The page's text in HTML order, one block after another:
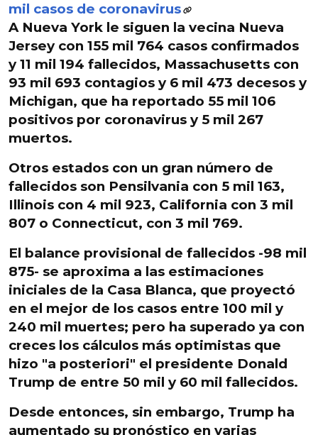
mil casos de coronavirus
A Nueva York le siguen la vecina Nueva
Jersey con 155 mil 764 casos confirmados
y 11 mil 194 fallecidos, Massachusetts con
93 mil 693 contagios y 6 mil 473 decesos y
Michigan, que ha reportado 55 mil 106
positivos por coronavirus y 5 mil 267
muertos.
Otros estados con un gran número de
fallecidos son Pensilvania con 5 mil 163,
Illinois con 4 mil 923, California con 3 mil
807 o Connecticut, con 3 mil 769.
El balance provisional de fallecidos -98 mil
875- se aproxima a las estimaciones
iniciales de la Casa Blanca, que proyectó
en el mejor de los casos entre 100 mil y
240 mil muertes; pero ha superado ya con
creces los cálculos más optimistas que
hizo "a posteriori" el presidente Donald
Trump de entre 50 mil y 60 mil fallecidos.
Desde entonces, sin embargo, Trump ha
aumentado su pronóstico en varias